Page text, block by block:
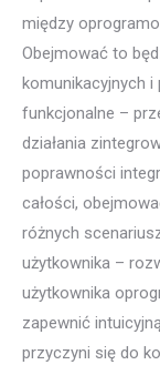
między
Obejmować to
komunikacyjnych
funkcjonalne –
działania
poprawności
całości,
różnych
użytkownika –
użytkownika
zapewnić
przyczyni się do